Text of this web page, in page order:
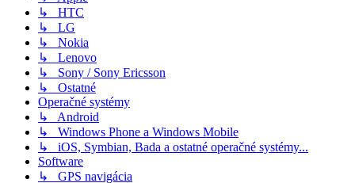
↳ HTC
↳ LG
↳ Nokia
↳ Lenovo
↳ Sony / Sony Ericsson
↳ Ostatné
Operačné systémy
↳ Android
↳ Windows Phone a Windows Mobile
↳ iOS, Symbian, Bada a ostatné operačné systémy...
Software
↳ GPS navigácia